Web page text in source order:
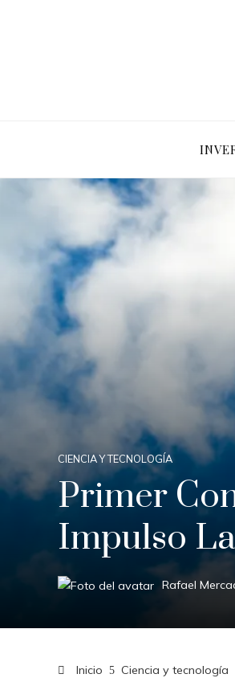
CIENCIA Y TECNOLOGÍA
Primer
Impulso
Rafael
Inicio Ciencia y tecnología